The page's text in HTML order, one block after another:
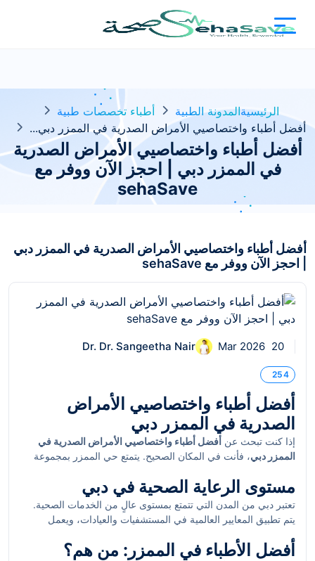
الرئيسيةالمدونة الطبية
أطباء تخصصات طبية
أفضل أطباء واختصاصيي الأمراض الصدرية في الممزر دبي...
أفضل أطباء واختصاصيي الأمراض الصدرية
في الممزر دبي | احجز الآن ووفر مع
sehaSave
أفضل أطباء واختصاصيي الأمراض الصدرية في الممزر دبي
| احجز الآن ووفر مع sehaSave
20 Mar 2026
Dr. Dr. Sangeetha Nair
254
أفضل أطباء واختصاصيي الأمراض
الصدرية في الممزر دبي
إذا كنت تبحث عن أفضل أطباء واختصاصيي الأمراض الصدرية في
الممزر دبي، فأنت في المكان الصحيح. يتمتع حي الممزر بمجموعة
مما يجعله وجهة مثالية لمن يحتاجون إلى رعاية صحية ممتازة في هذا
مستوى الرعاية الصحية في دبي
تعتبر دبي من المدن التي تتمتع بمستوى عالٍ من الخدمات الصحية.
يتم تطبيق المعايير العالمية في المستشفيات والعيادات، ويعمل
النظام الصحي المتطور، حيث يقدم خدمات طبية متميزة!
أفضل الأطباء في الممزر: من هم؟